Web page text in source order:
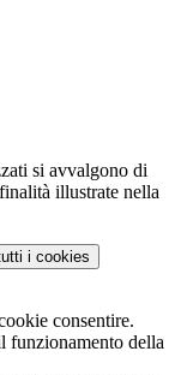
si avvalgono di
illustrate nella
i cookies
consentire.
funzionamento della